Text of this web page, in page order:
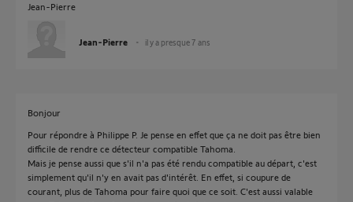
Jean-Pierre
Jean-Pierre il y a presque 7 ans
Bonjour
Pour répondre à Philippe P. Je pense en effet que ça ne doit pas être bien
difficile de rendre ce détecteur compatible Tahoma.
Mais je pense aussi que s'il n'a pas été rendu compatible au départ, c'est
simplement qu'il n'y en avait pas d'intérêt. En effet, si coupure de
courant, plus de Tahoma pour faire quoi que ce soit. C'est aussi valable